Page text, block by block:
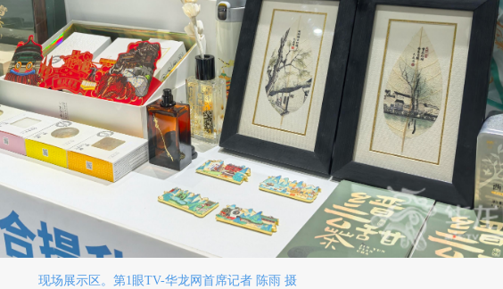
现场展示区。第1眼TV-华龙网首席记者 陈雨 摄